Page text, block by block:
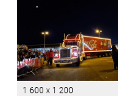
1 600 x 1 200